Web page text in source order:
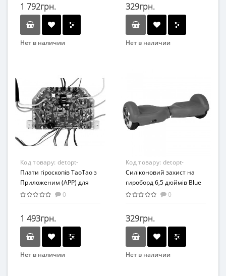
1 792грн.
Нет в наличии
329грн.
Нет в наличии
Код товару: detopt-
876315
Плати гіроскопів ТаоТао з
Приложеним (APP) для
гиробордов: 6,5, 8, 8,5, 10,
0
1 493грн.
Нет в наличии
Код товару: detopt-
876301
Силіконовий захист на
гироборд 6,5 дюймів Blue
(Синій)
0
329грн.
Нет в наличии